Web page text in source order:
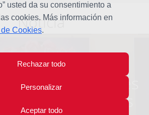
usted da su consentimiento a
cookies. Más información en
Cookies.
Rechazar todo
Personalizar
Aceptar todo
Noticia
rezará ante los tres
santos peruanos